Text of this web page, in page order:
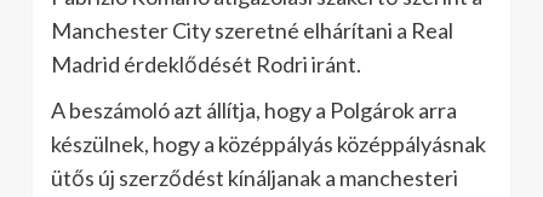
Manchester City szeretné elhárítani a Real
Madrid érdeklődését Rodri iránt.
A beszámoló azt állítja, hogy a Polgárok arra
készülnek, hogy a középpályás középpályásnak
ütős új szerződést kínáljanak a manchesteri